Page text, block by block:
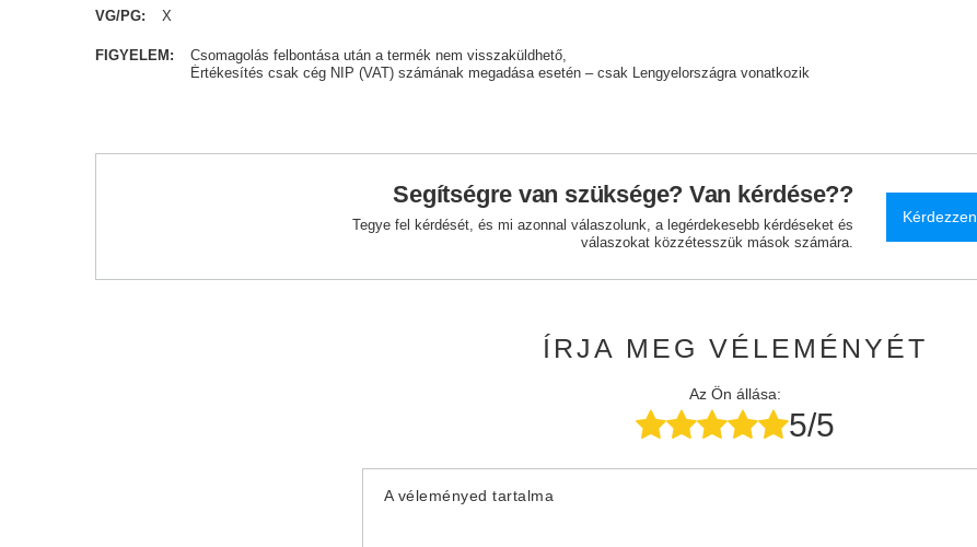
VG/PG X
FIGYELEM
Csomagolás felbontása után a termék nem visszaküldhető
Értékesítés csak cég NIP (VAT) számának megadása esetén – csak Lengyelországra vonatkozik
Segítségre van szüksége? Van kérdése??
Tegye fel kérdését, és mi azonnal válaszolunk, a legérdekesebb kérdéseket és
válaszokat közzétesszük mások számára.
Kérdezzen
ÍRJA MEG VÉLEMÉNYÉT
Az Ön állása:
5/5
A véleményed tartalma